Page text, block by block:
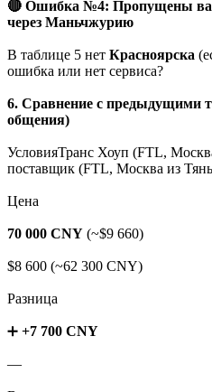
🔴 Ошибка №4: Пропущены
через Маньчжурию
В таблице 5 нет Красноярска
ошибка или нет сервиса?
6. Сравнение с предыдущими
общения)
УсловияТранс Хоуп (FTL,
поставщик (FTL, Москва из
Цена
70 000 CNY (~$9 660)
$8 600 (~62 300 CNY)
Разница
➕ +7 700 CNY
—